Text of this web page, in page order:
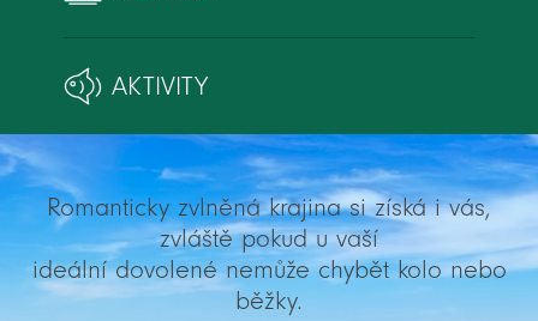
AKTIVITY
Romanticky zvlněná krajina si získá i vás,
zvláště pokud u vaší
ideální dovolené nemůže chybět kolo nebo
běžky.